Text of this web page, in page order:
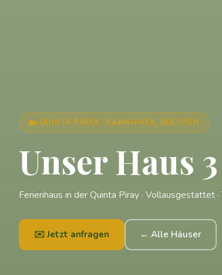
🏡 QUINTA PIRAY · SAMAIPATA, BOLIVIEN
Unser Haus
Ferienhaus in der Quinta Piray · Vollausgestattet
✉️ Jetzt anfragen ← Alle Häuser